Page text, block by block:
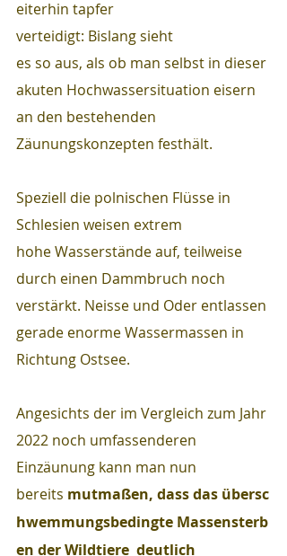
eiterhin tapfer
verteidigt: Bislang sieht
es so aus, als ob man selbst in dieser
akuten Hochwassersituation eisern
an den bestehenden
Zäunungskonzepten festhält.
Speziell die polnischen Flüsse in
Schlesien weisen extrem
hohe Wasserstände auf, teilweise
durch einen Dammbruch noch
verstärkt. Neisse und Oder entlassen
gerade enorme Wassermassen in
Richtung Ostsee.
Angesichts der im Vergleich zum Jahr
2022 noch umfassenderen
Einzäunung kann man nun
bereits mutmaßen, dass das übersc
hwemmungsbedingte Massensterb
en der Wildtiere  deutlich